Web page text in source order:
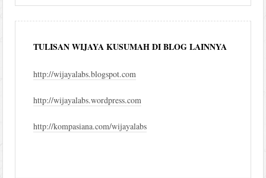
TULISAN WIJAYA KUSUMAH DI BLOG LAINNYA
http://wijayalabs.blogspot.com
http://wijayalabs.wordpress.com
http://kompasiana.com/wijayalabs